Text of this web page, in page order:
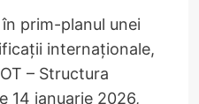
prim-planul unei
internaționale,
– Structura
14 ianuarie 2026,